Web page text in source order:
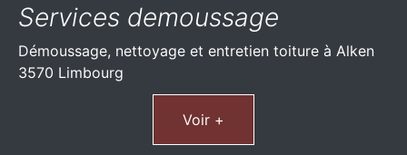
Services demoussage
Démoussage, nettoyage et entretien toiture à Alken
3570 Limbourg
Voir +